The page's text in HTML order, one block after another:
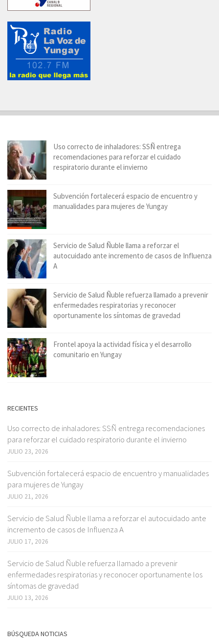
Uso correcto de inhaladores: SSÑ entrega
recomendaciones para reforzar el cuidado
respiratorio durante el invierno
Subvención fortalecerá espacio de encuentro y
manualidades para mujeres de Yungay
Servicio de Salud Ñuble llama a reforzar el
autocuidado ante incremento de casos de Influenza
A
Servicio de Salud Ñuble refuerza llamado a prevenir
enfermedades respiratorias y reconocer
oportunamente los síntomas de gravedad
Frontel apoya la actividad física y el desarrollo
comunitario en Yungay
RECIENTES
Uso correcto de inhaladores: SSÑ entrega recomendaciones
para reforzar el cuidado respiratorio durante el invierno
JULIO 23, 2026
Subvención fortalecerá espacio de encuentro y manualidades
para mujeres de Yungay
JULIO 21, 2026
Servicio de Salud Ñuble llama a reforzar el autocuidado ante
incremento de casos de Influenza A
JULIO 17, 2026
Servicio de Salud Ñuble refuerza llamado a prevenir
enfermedades respiratorias y reconocer oportunamente los
síntomas de gravedad
JULIO 13, 2026
BÚSQUEDA NOTICIAS